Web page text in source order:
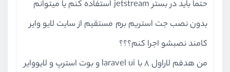
حتما باید در بستر jetstream استفاده کنم یا میتوانم
بدون نصب جت استریم برم مستقیم از سایت لایو وایر
کامند نصبشو اجرا کنم؟؟؟
من هدفم لاراول 8 با laravel ui و بوت استرپ و لایووایر